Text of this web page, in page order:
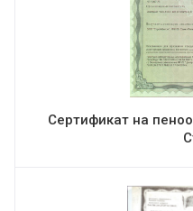
Сертификат на